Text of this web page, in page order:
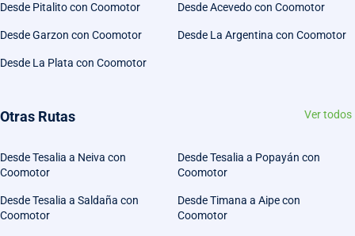
Desde Pitalito con Coomotor Desde Acevedo con Coomotor
Desde Garzon con Coomotor Desde La Argentina con Coomotor
Desde La Plata con Coomotor
Otras Rutas Ver todos
Desde Tesalia a Neiva con
Coomotor
Desde Tesalia a Popayán con
Coomotor
Desde Tesalia a Saldaña con
Coomotor
Desde Timana a Aipe con
Coomotor